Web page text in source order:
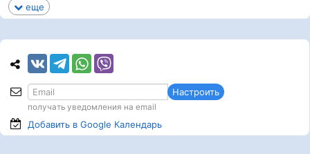
еще
Настроить
получать уведомления на email
Добавить в Google Календарь